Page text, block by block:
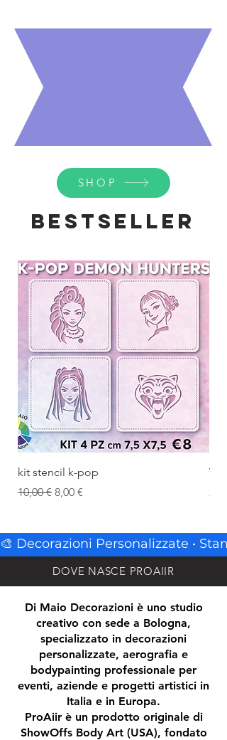
SHOP
Bestseller
kit stencil k-pop
Standardpreis
10,00 € Sale-Preis
8,00 €
🎨 Decorazioni Personalizzate •
DOVE NASCE PROAIIR
Di Maio Decorazioni è uno studio
creativo con sede a Bologna,
specializzato in decorazioni
personalizzate, aerografia e
bodypainting professionale per
eventi, aziende e progetti artistici in
Italia e in Europa.
ProAiir è un prodotto originale di
ShowOffs Body Art (USA), fondato